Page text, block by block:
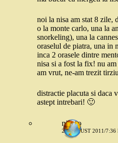
noi la nisa am stat 8 zile,
o la monte carlo, una la
snorkeling), una la
oraselul de piatra, una in
inca 2 orasele dintre
nisa si a fost la fix! nu
am vrut, ne-am trezit
distractie placuta si daca
astept intrebari! 🙂
nickro
24 AUGUST 2011/7:36